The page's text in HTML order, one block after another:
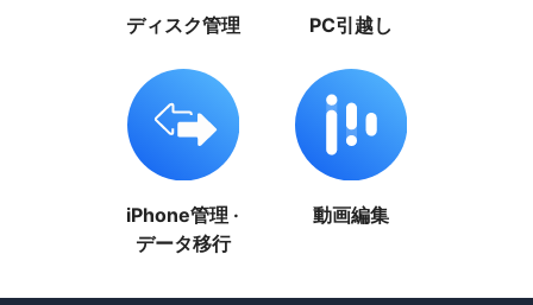
ディスク管理 PC引越し
iPhone管理 ·
データ移行
動画編集